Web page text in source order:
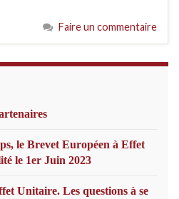
Faire un commentaire
le Brevet Européen à Effet
le 1er Juin 2023
Unitaire. Les questions à se